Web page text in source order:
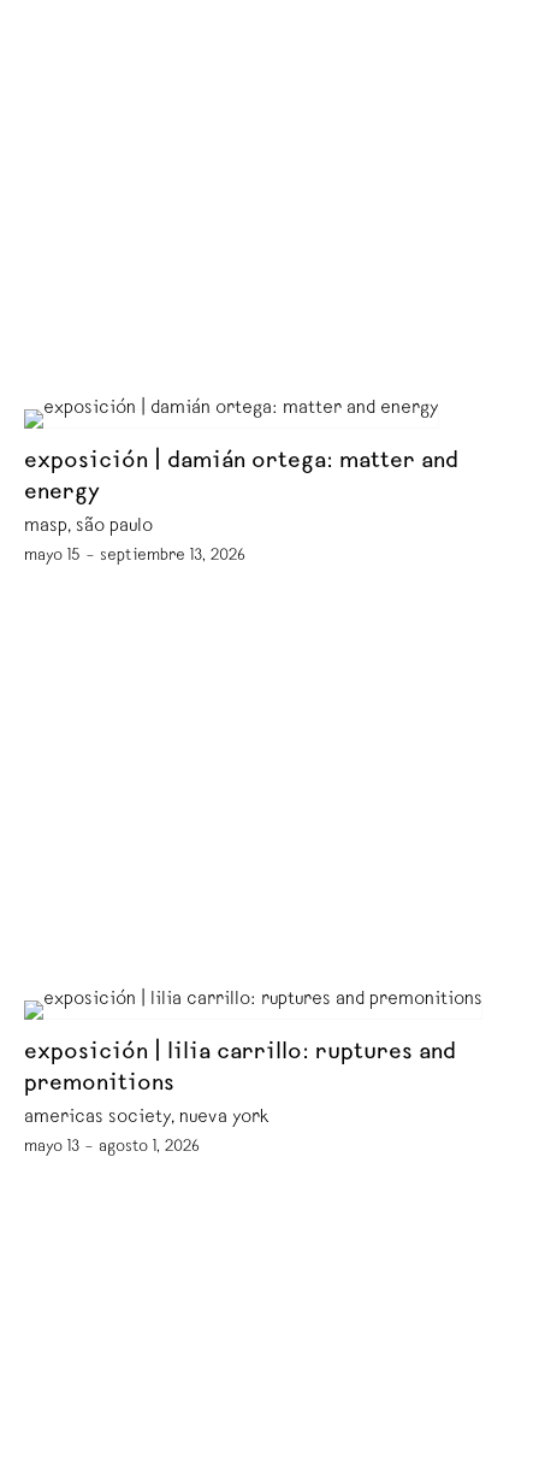
exposición | damián ortega: matter and
energy
masp, são paulo
mayo 15 – septiembre 13, 2026
exposición | lilia carrillo: ruptures and
premonitions
americas society, nueva york
mayo 13 – agosto 1, 2026